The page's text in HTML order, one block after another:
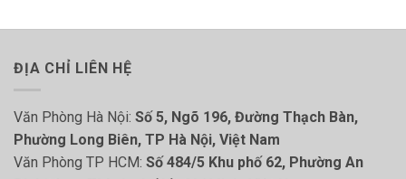
ĐỊA CHỈ LIÊN HỆ
Văn Phòng Hà Nội: Số 5, Ngõ 196, Đường Thạch Bàn,
Phường Long Biên, TP Hà Nội, Việt Nam
Văn Phòng TP HCM: Số 484/5 Khu phố 62, Phường An